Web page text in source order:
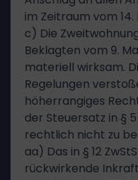
im Zeitraum vom 14.
c) Die
Beklagten vom 9.
materiell wirksam.
Regelungen
höherrangiges
der Steuersatz in § 5
rechtlich nicht zu
aa) Das in § 12
rückwirkende